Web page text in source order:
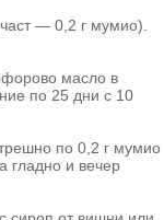
— 0,2 г мумио).
масло в
по 25 дни с 10
по 0,2 г мумио
гладно и вечер